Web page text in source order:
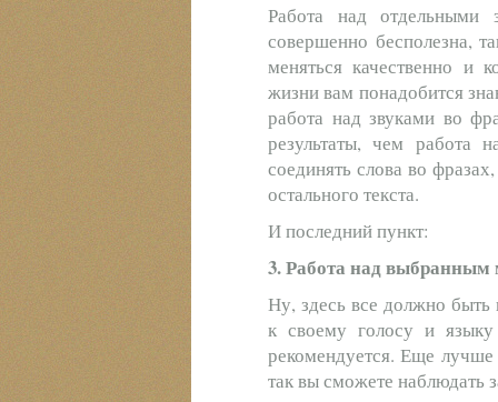
Работа над отдельными
совершенно бесполезна,
меняться качественно и
жизни вам понадобится
работа над звуками во
результаты, чем работа
соединять слова во
остального текста.
И последний пункт:
3. Работа над выбранным
Ну, здесь все должно быть
к своему голосу и
рекомендуется. Еще лучше
так вы сможете наблюдать